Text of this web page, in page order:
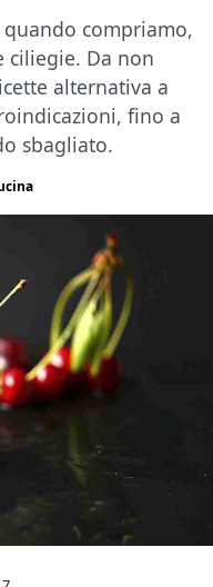
quando compriamo,
ciliegie. Da non
alternativa a
fino a
sbagliato.